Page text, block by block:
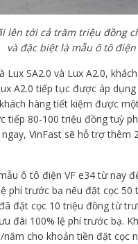
lên tới cả trăm triệu đồng
và đặc biệt là mẫu ô tô điện
Lux SA2.0 và Lux A2.0,
A2.0 tiếp tục được áp
hàng tiết kiệm được
tiếp 80-100 triệu đồng tuỳ
VinFast sẽ hỗ trợ
ô tô điện VF e34 từ nay
phí trước bạ nếu đặt cọc
đặt cọc 10 triệu đồng từ
đãi 100% lệ phí trước bạ.
năm cho khoản tiền đặt cọc